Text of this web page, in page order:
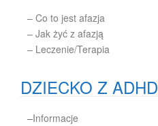
– Co to jest afazja
– Jak żyć z afazją
– Leczenie/Terapia
DZIECKO Z ADHD
–Informacje